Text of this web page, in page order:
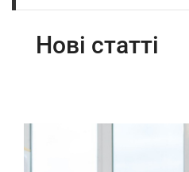
Нові статті